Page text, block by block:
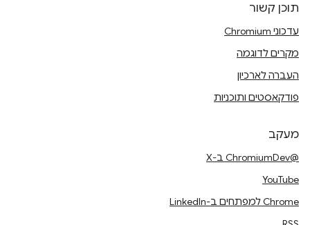
תוכן קשור
עדכוני Chromium
מקרים לדוגמה
העברה לארכיון
פודקאסטים ותוכניות
מעקב
@ChromiumDev ב-X
YouTube
Chrome למפתחים ב-LinkedIn